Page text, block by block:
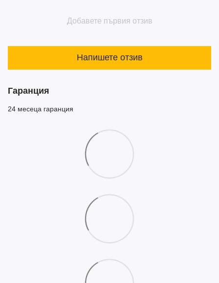
Добавете първия отзив
Напишете отзив
Гаранция
24 месеца гаранция